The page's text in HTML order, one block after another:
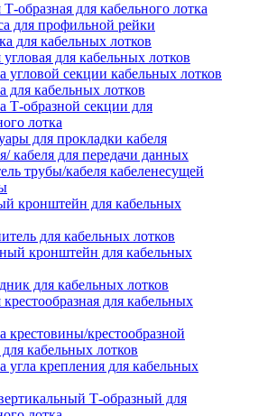
образная для кабельного лотка
для профильной рейки
для кабельных лотков
для кабельных лотков
секции кабельных лотков
кабельных лотков
Т-образной секции для
лотка
для прокладки кабеля
кабеля для передачи данных
трубы/кабеля кабеленесущей
кронштейн для кабельных
для кабельных лотков
кронштейн для кабельных
для кабельных лотков
для кабельных
крестообразной
кабельных лотков
крепления для кабельных
Т-образный для